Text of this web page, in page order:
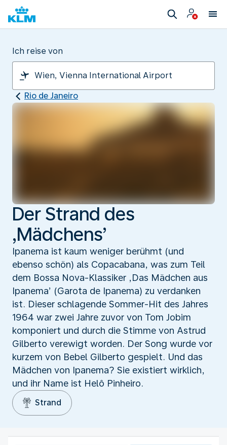
Ich reise von
Rio de Janeiro
Der Strand des
‚Mädchens’
Ipanema ist kaum weniger berühmt (und
ebenso schön) als Copacabana, was zum Teil
dem Bossa Nova-Klassiker ‚Das Mädchen aus
Ipanema’ (Garota de Ipanema) zu verdanken
ist. Dieser schlagende Sommer-Hit des Jahres
1964 war zwei Jahre zuvor von Tom Jobim
komponiert und durch die Stimme von Astrud
Gilberto verewigt worden. Der Song wurde vor
kurzem von Bebel Gilberto gespielt. Und das
Mädchen von Ipanema? Sie existiert wirklich,
und ihr Name ist Helô Pinheiro.
Strand